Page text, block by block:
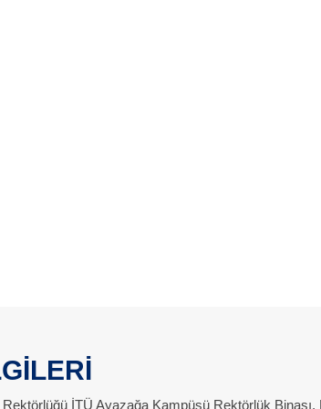
İTÜ Ayazağa Kampüsü Rektörlük